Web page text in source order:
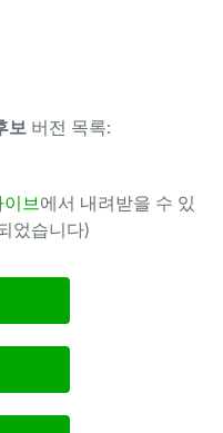
보 버전 목록:
이브 에서 내려받을 수 있
었습니다)